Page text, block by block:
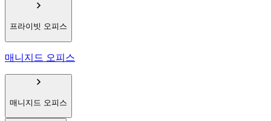
프라이빗 오피스
매니지드 오피스
매니지드 오피스